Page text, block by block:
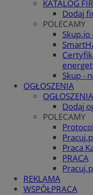
KATALOG
Dodaj
POLECAMY
Skup.io
Skup -
OGŁOSZENIA
OGŁOSZENIA
Dodaj
POLECAMY
Praca
PRACA
REKLAMA
WSPÓŁPRACA